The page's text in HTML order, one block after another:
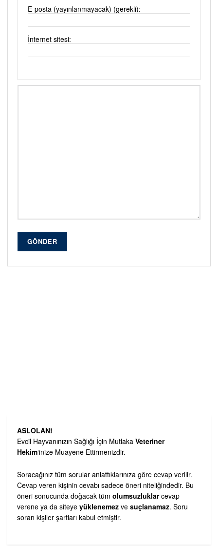
E-posta (yayınlanmayacak) (gerekli):
İnternet sitesi:
GÖNDER
ASLOLAN!
Evcil Hayvanınızın Sağlığı İçin Mutlaka Veteriner
Hekim‘inize Muayene Ettirmenizdir.
Soracağınız tüm sorular anlattıklarınıza göre cevap verilir.
Cevap veren kişinin cevabı sadece öneri niteliğindedir. Bu
öneri sonucunda doğacak tüm olumsuzluklarcevap
verene ya da siteye yüklenemez ve suçlanamaz. Soru
soran kişiler şartları kabul etmiştir.